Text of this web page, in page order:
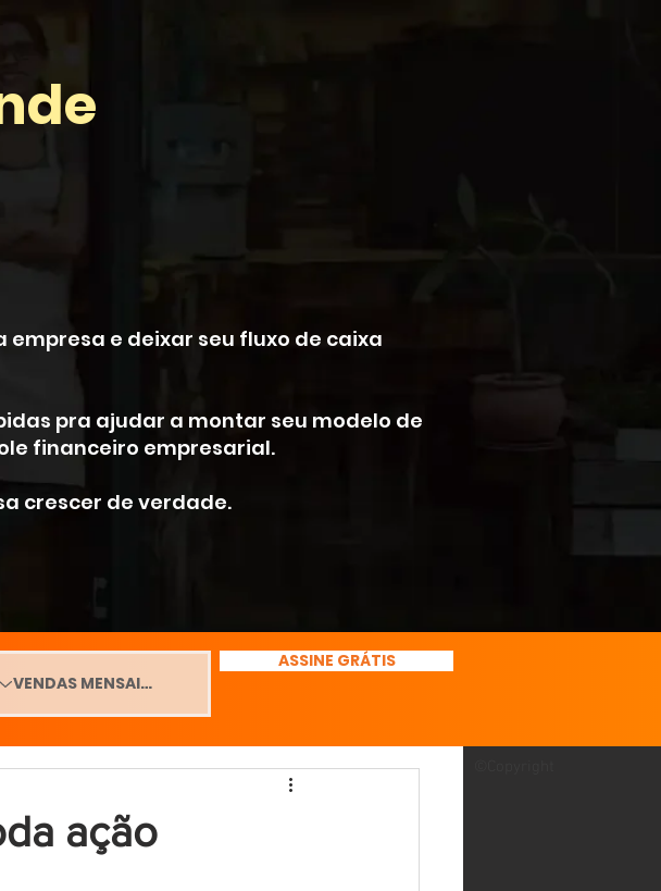
e deixar seu fluxo de caixa
pra ajudar a montar seu modelo de
financeiro empresarial.
crescer de verdade.
ASSINE GRÁTIS
ação